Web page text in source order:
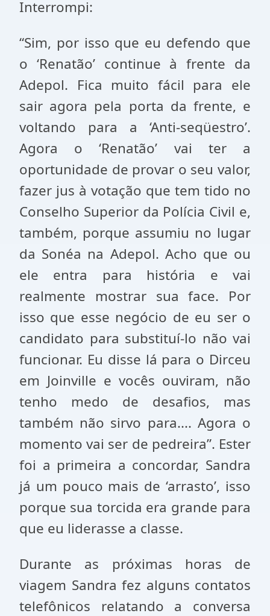
Interrompi:
“Sim, por isso que eu defendo que
o ‘Renatão’ continue à frente da
Adepol. Fica muito fácil para ele
sair agora pela porta da frente, e
voltando para a ‘Anti-seqüestro’.
Agora o ‘Renatão’ vai ter a
oportunidade de provar o seu valor,
fazer jus à votação que tem tido no
Conselho Superior da Polícia Civil e,
também, porque assumiu no lugar
da Sonéa na Adepol. Acho que ou
ele entra para história e vai
realmente mostrar sua face. Por
isso que esse negócio de eu ser o
candidato para substituí-lo não vai
funcionar. Eu disse lá para o Dirceu
em Joinville e vocês ouviram, não
tenho medo de desafios, mas
também não sirvo para.... Agora o
momento vai ser de pedreira”. Ester
foi a primeira a concordar, Sandra
já um pouco mais de ‘arrasto’, isso
porque sua torcida era grande para
que eu liderasse a classe.
Durante as próximas horas de
viagem Sandra fez alguns contatos
telefônicos relatando a conversa